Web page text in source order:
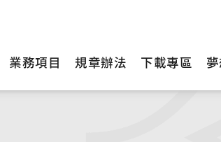
業務項目 規章辦法 下載專區